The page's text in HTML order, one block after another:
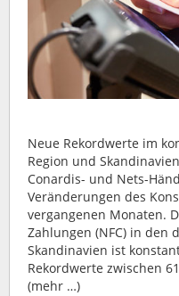
Neue Rekordwerte im
Region und
Conardis- und Nets-
Veränderungen des
vergangenen Monaten.
Zahlungen (NFC) in den
Skandinavien ist
Rekordwerte zwischen
(mehr …)